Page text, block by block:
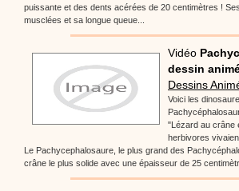
puissante et des dents acérées de 20 centimètres !
musclées et sa longue queue...
Vidéo
dessin
Dessins
Voici les
"Lézard au crâne
herbivores
Le Pachycephalosaure, le plus grand des
crâne le plus solide avec une épaisseur de 25